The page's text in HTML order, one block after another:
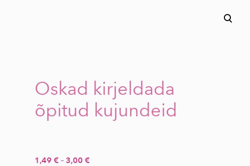
Oskad kirjeldada
õpitud kujundeid
1,49 €– 3,00 €